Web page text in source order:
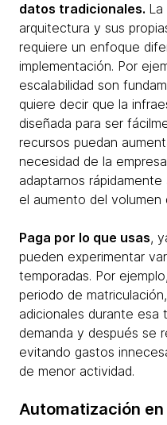
datos tradicionales. La
arquitectura y sus
requiere un enfoque
implementación. Por
escalabilidad son
quiere decir que la
diseñada para ser
recursos puedan
necesidad de la
adaptarnos
el aumento del volumen
Paga por lo que usas,
pueden experimentar
temporadas. Por
periodo de
adicionales durante esa
demanda y después se
evitando gastos
de menor actividad.
Automatización en